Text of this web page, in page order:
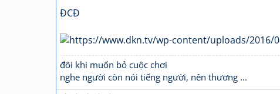
ĐCĐ
đôi khi muốn bỏ cuộc chơi
nghe người còn nói tiếng người, nên thương ...